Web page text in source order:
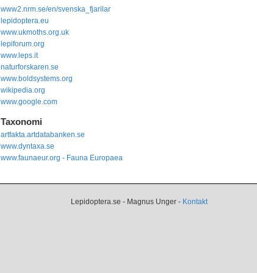
www2.nrm.se/en/svenska_fjarilar
lepidoptera.eu
www.ukmoths.org.uk
lepiforum.org
www.leps.it
naturforskaren.se
www.boldsystems.org
wikipedia.org
www.google.com
Taxonomi
artfakta.artdatabanken.se
www.dyntaxa.se
www.faunaeur.org - Fauna Europaea
Lepidoptera.se - Magnus Unger - Kontakt